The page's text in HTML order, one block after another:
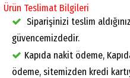
Ürün Teslimat Bilgileri
Siparişinizi teslim
güvencemizdedir.
Kapıda nakit ödeme,
ödeme, sitemizden kredi